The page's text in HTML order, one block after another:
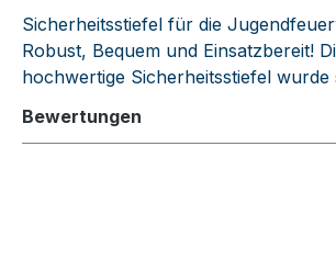
Sicherheitsstiefel für die
Robust, Bequem und Einsatzbereit!
hochwertige Sicherheitsstiefel
Bewertungen